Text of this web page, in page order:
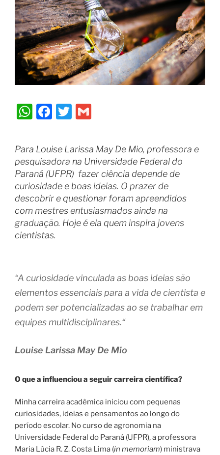
W
at
s
A
p
p
F
c
e
b
o
o
k
T
itt
er
ai
l
Para Louise Larissa May De Mio, professora e
pesquisadora na Universidade Federal do
Paraná (UFPR) fazer ciência depende de
curiosidade e boas ideias. O prazer de
descobrir e questionar foram apreendidos
com mestres entusiasmados ainda na
graduação. Hoje é ela quem inspira jovens
cientistas.
“A curiosidade vinculada as boas ideias são
elementos essenciais para a vida de cientista e
podem ser potencializadas ao se trabalhar em
equipes multidisciplinares.“
Louise Larissa May De Mio
O que a influenciou a seguir carreira científica?
Minha carreira acadêmica iniciou com pequenas
curiosidades, ideias e pensamentos ao longo do
período escolar. No curso de agronomia na
Universidade Federal do Paraná (UFPR), a professora
Maria Lúcia R. Z. Costa Lima (in memoriam) ministrava